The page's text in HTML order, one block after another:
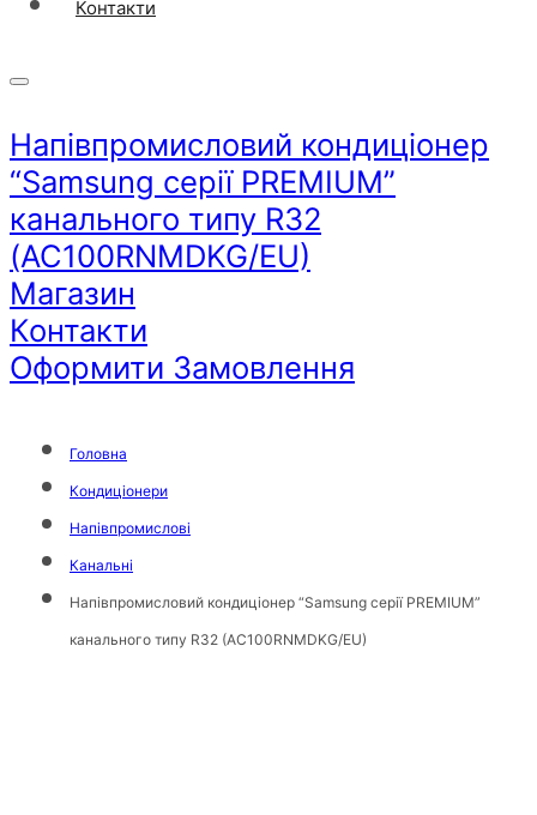
Контакти
Напівпромисловий кондиціонер
“Samsung серії PREMIUM”
канального типу R32
(AC100RNMDKG/EU)
Магазин
Контакти
Оформити Замовлення
Головна
Кондиціонери
Напівпромислові
Канальні
Напівпромисловий кондиціонер “Samsung серії PREMIUM”
канального типу R32 (AC100RNMDKG/EU)